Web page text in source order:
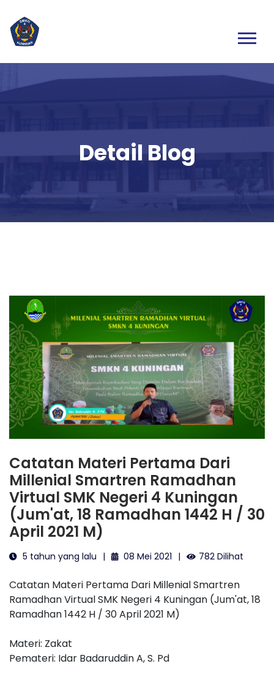
Detail Blog
Catatan Materi Pertama Dari
Millenial Smartren Ramadhan
Virtual SMK Negeri 4 Kuningan
(Jum'at, 18 Ramadhan 1442 H / 30
April 2021 M)
5 tahun yang lalu 08 Mei 2021 782 Dilihat
Catatan Materi Pertama Dari Millenial Smartren
Ramadhan Virtual SMK Negeri 4 Kuningan (Jum'at, 18
Ramadhan 1442 H / 30 April 2021 M)
Materi: Zakat
Pemateri: Idar Badaruddin A, S. Pd